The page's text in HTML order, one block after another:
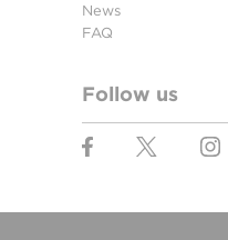
News
FAQ
Follow us